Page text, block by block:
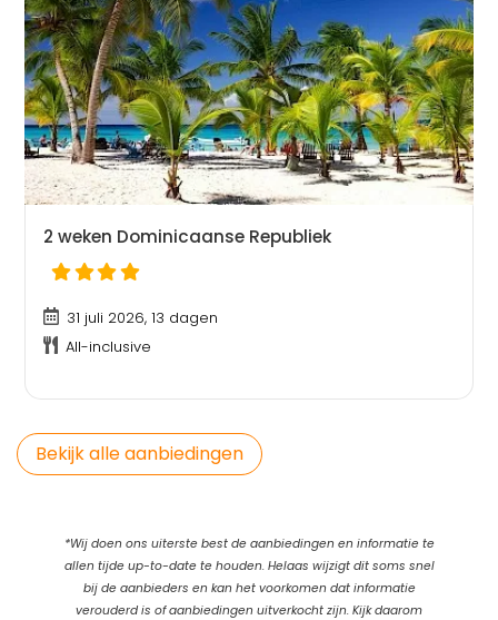
2 weken Dominicaanse Republiek
31 juli 2026, 13 dagen
All-inclusive
Bekijk alle aanbiedingen
*Wij doen ons uiterste best de aanbiedingen en informatie te
allen tijde up-to-date te houden. Helaas wijzigt dit soms snel
bij de aanbieders en kan het voorkomen dat informatie
verouderd is of aanbiedingen uitverkocht zijn. Kijk daarom